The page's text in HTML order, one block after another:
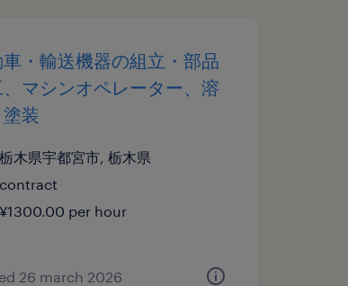
車・輸送機器の組立・部品
マシンオペレーター、溶
装
栃木県宇都宮市, 栃木県
contract
¥1300.00 per hour
26 march 2026